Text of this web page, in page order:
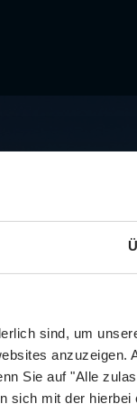
sind, um
anzuzeigen.
Sie auf "Alle
sich mit der hierbei
& kleine Züge
🛥️
Wartezeit 🚂